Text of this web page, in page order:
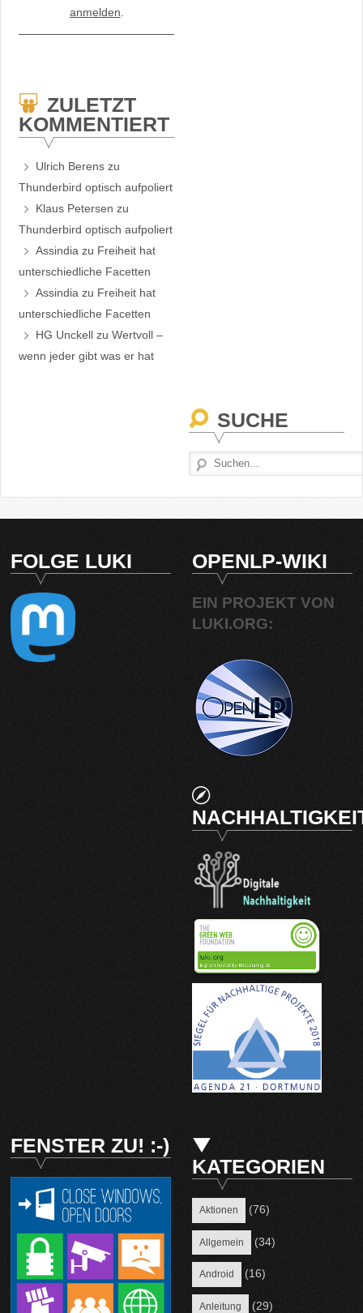
anmelden
ZULETZT
KOMMENTIERT
Ulrich Berens zu
Thunderbird optisch aufpoliert
Klaus Petersen zu
Thunderbird optisch aufpoliert
Assindia zu Freiheit hat
unterschiedliche Facetten
Assindia zu Freiheit hat
unterschiedliche Facetten
HG Unckell zuWertvoll –
wenn jeder gibt was er hat
SUCHE
FOLGE LUKI OPENLP-WIKI
EIN PROJEKT VON
LUKI.ORG:
FENSTER ZU! :-)
KATEGORIEN
Aktionen (76)
Allgemein (34)
Android (16)
Anleitung (29)